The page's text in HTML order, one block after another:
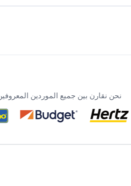
نحن نقارن بين جميع الموردين